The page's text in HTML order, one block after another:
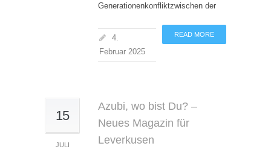
Generationenkonfliktzwischen der
READ MORE
4.
Februar 2025
15
JULI
Azubi, wo bist Du? –
Neues Magazin für
Leverkusen